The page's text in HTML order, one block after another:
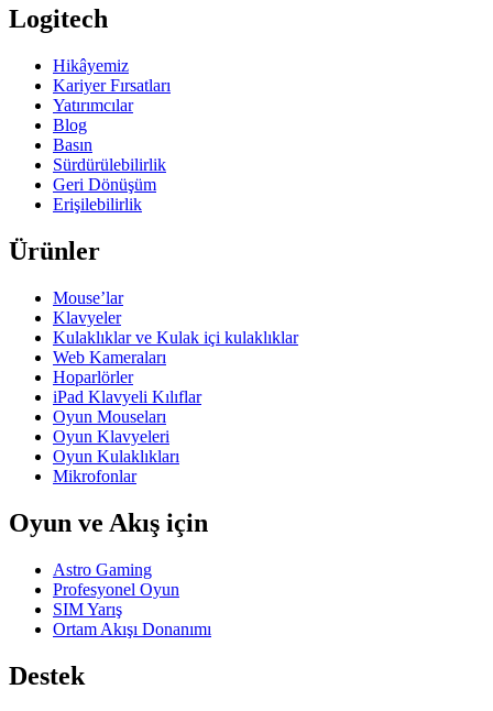
Logitech
Hikâyemiz
Kariyer Fırsatları
Yatırımcılar
Blog
Basın
Sürdürülebilirlik
Geri Dönüşüm
Erişilebilirlik
Ürünler
Mouse’lar
Klavyeler
Kulaklıklar ve Kulak içi kulaklıklar
Web Kameraları
Hoparlörler
iPad Klavyeli Kılıflar
Oyun Mouseları
Oyun Klavyeleri
Oyun Kulaklıkları
Mikrofonlar
Oyun ve Akış için
Astro Gaming
Profesyonel Oyun
SIM Yarış
Ortam Akışı Donanımı
Destek